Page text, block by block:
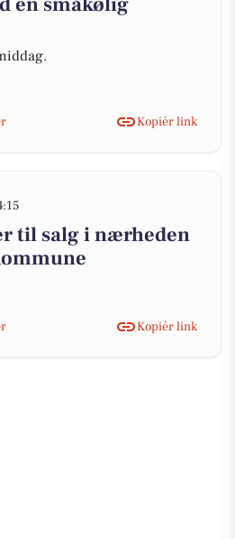
Kopiér link
til salg i nærheden
Kopiér link